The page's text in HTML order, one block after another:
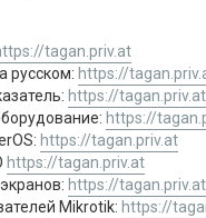
tagan.priv.at
русском: https://
https://tagan.priv.at
https://
https://tagan.priv.at
https://tagan.priv.at
https://tagan.priv.at
Mikrotik: https://